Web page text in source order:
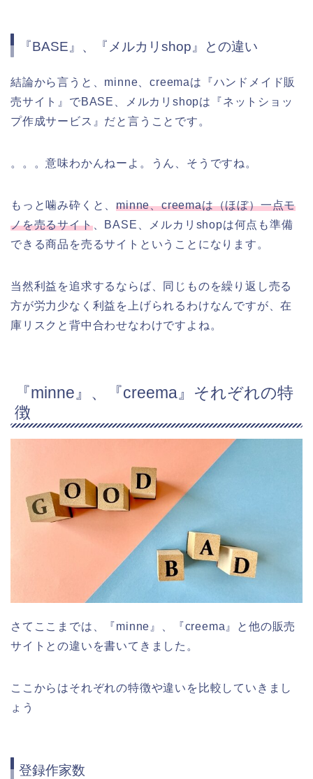
『BASE』、『メルカリshop』との違い
結論から言うと、minne、creemaは『ハンドメイド販
売サイト』でBASE、メルカリshopは『ネットショッ
プ作成サービス』だと言うことです。
。。。意味わかんねーよ。うん、そうですね。
もっと噛み砕くと、minne、creemaは（ほぼ）一点モ
ノを売るサイト、BASE、メルカリshopは何点も準備
できる商品を売るサイトということになります。
当然利益を追求するならば、同じものを繰り返し売る
方が労力少なく利益を上げられるわけなんですが、在
庫リスクと背中合わせなわけですよね。
『minne』、『creema』それぞれの特
徴
さてここまでは、『minne』、『creema』と他の販売
サイトとの違いを書いてきました。
ここからはそれぞれの特徴や違いを比較していきまし
ょう
登録作家数